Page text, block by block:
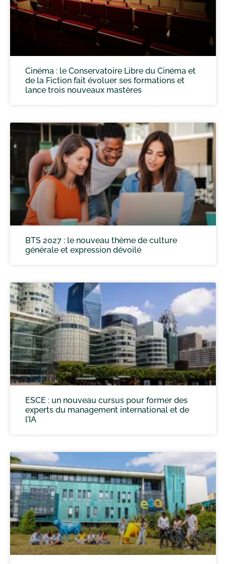
Cinéma : le Conservatoire Libre du Cinéma et
de la Fiction fait évoluer ses formations et
lance trois nouveaux mastères
BTS 2027 : le nouveau thème de culture
générale et expression dévoilé
ESCE : un nouveau cursus pour former des
experts du management international et de
l’IA